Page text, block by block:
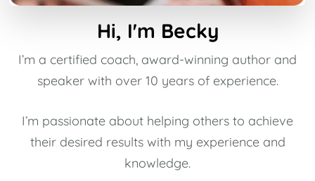
Hi, I'm Becky
I’m a certified coach, award-winning author and
speaker with over 10 years of experience.
I’m passionate about helping others to achieve
their desired results with my experience and
knowledge.